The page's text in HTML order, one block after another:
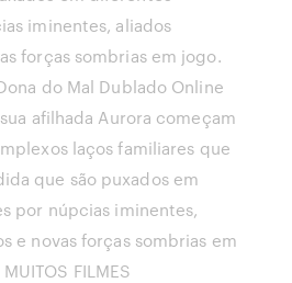
iminentes, aliados
forças sombrias em jogo.
do Mal Dublado Online
afilhada Aurora começam
laços familiares que
que são puxados em
por núpcias iminentes,
e novas forças sombrias em
FILMES